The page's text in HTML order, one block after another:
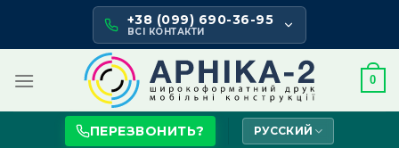
content
+38 (099) 690-36-95
ВСІ КОНТАКТИ
0
ПЕРЕЗВОНИТЬ? РУССКИЙ